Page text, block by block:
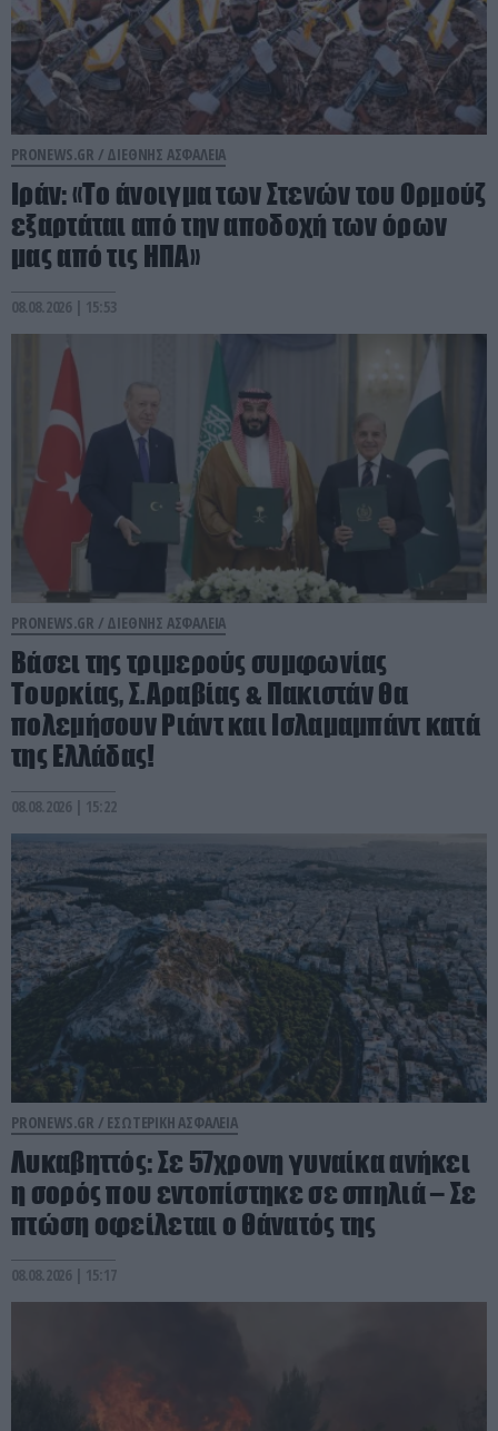
PRONEWS.GR / ΔΙΕΘΝΗΣ ΑΣΦΑΛΕΙΑ
Ιράν: «Το άνοιγμα των Στενών του Ορμούζ
εξαρτάται από την αποδοχή των όρων
μας από τις ΗΠΑ»
08.08.2026 | 15:53
PRONEWS.GR / ΔΙΕΘΝΗΣ ΑΣΦΑΛΕΙΑ
Βάσει της τριμερούς συμφωνίας
Τουρκίας, Σ.Αραβίας & Πακιστάν θα
πολεμήσουν Ριάντ και Ισλαμαμπάντ κατά
της Ελλάδας!
08.08.2026 | 15:22
PRONEWS.GR / ΕΣΩΤΕΡΙΚΗ ΑΣΦΑΛΕΙΑ
Λυκαβηττός: Σε 57χρονη γυναίκα ανήκει
η σορός που εντοπίστηκε σε σπηλιά – Σε
πτώση οφείλεται ο θάνατός της
08.08.2026 | 15:17